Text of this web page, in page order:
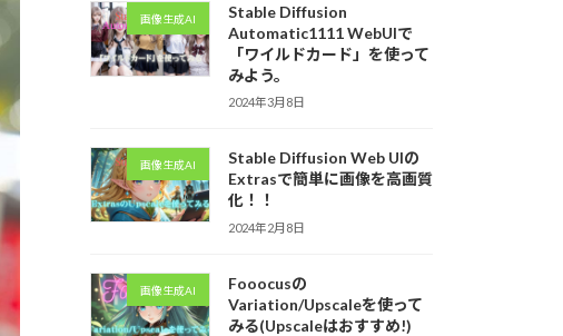
画像生成AI
Stable Diffusion
Automatic1111 WebUIで
「ワイルドカード」を使って
みよう。
2024年3月8日
画像生成AI
Stable Diffusion Web UIの
Extrasで簡単に画像を高画質
化！！
2024年2月8日
画像生成AI
Fooocusの
Variation/Upscaleを使って
みる(Upscaleはおすすめ!)